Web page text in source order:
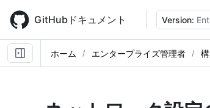
main
content
GitHubドキュメント Version:
ホーム エンタープライズ管理者